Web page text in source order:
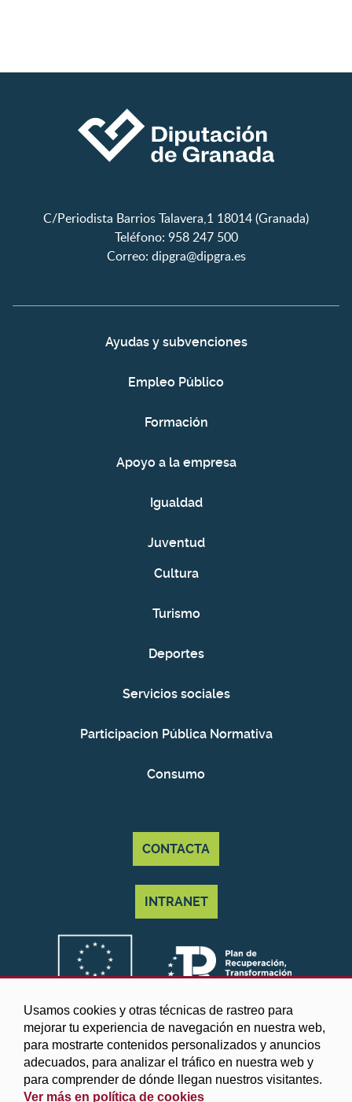
Usamos cookies y otras técnicas de rastreo para
mejorar tu experiencia de navegación en nuestra web,
para mostrarte contenidos personalizados y anuncios
adecuados, para analizar el tráfico en nuestra web y
para comprender de dónde llegan nuestros visitantes.
Ver más en política de cookies
C/Periodista Barrios Talavera,1 18014 (Granada)
Teléfono: 958 247 500
Correo: dipgra@dipgra.es
Ayudas y subvenciones
Empleo Público
Formación
Apoyo a la empresa
Igualdad
Juventud
Cultura
Turismo
Deportes
Servicios sociales
Participacion Pública Normativa
Consumo
CONTACTA
INTRANET